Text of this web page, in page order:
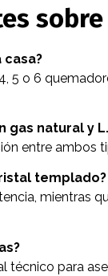
casa?
5 o 6
gas natural y
entre ambos
templado?
mientras
técnico para